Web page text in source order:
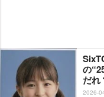
の
だれ
2026-